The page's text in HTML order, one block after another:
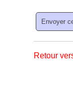
Retour